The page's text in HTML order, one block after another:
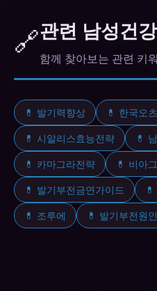
🔗관련 남성건
함께 찾아보는 관련 키
💊 발기력향상 💊 한국오
💊 시알리스효능전략
💊
💊 카마그라전략
💊 비아
💊 발기부전금연가이드
💊 조루에
💊 발기부전원인